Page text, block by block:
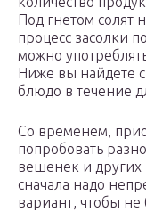
Под гнетом солят
процесс засолки
можно
Ниже вы найдете
блюдо в течение
Со временем,
попробовать
вешенек и других
сначала надо
вариант, чтобы